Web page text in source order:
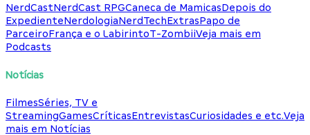
NerdCastNerdCast RPGCaneca de MamicasDepois do
ExpedienteNerdologiaNerdTechExtrasPapo de
ParceiroFrança e o LabirintoT-ZombiiVeja mais em
Podcasts
Notícias
FilmesSéries, TV e
StreamingGamesCríticasEntrevistasCuriosidades e etc.Veja
mais em Notícias